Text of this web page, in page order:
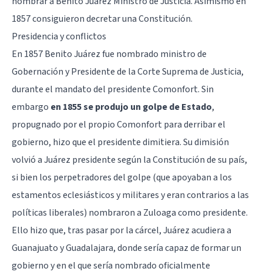
1857 consiguieron decretar una Constitución.
Presidencia y conflictos
En 1857 Benito Juárez fue nombrado ministro de
Gobernación y Presidente de la Corte Suprema de Justicia,
durante el mandato del presidente Comonfort. Sin
embargo en 1855 se produjo un golpe de Estado,
propugnado por el propio Comonfort para derribar el
gobierno, hizo que el presidente dimitiera. Su dimisión
volvió a Juárez presidente según la Constitución de su país,
si bien los perpetradores del golpe (que apoyaban a los
estamentos eclesiásticos y militares y eran contrarios a las
políticas liberales) nombraron a Zuloaga como presidente.
Ello hizo que, tras pasar por la cárcel, Juárez acudiera a
Guanajuato y Guadalajara, donde sería capaz de formar un
gobierno y en el que sería nombrado oficialmente